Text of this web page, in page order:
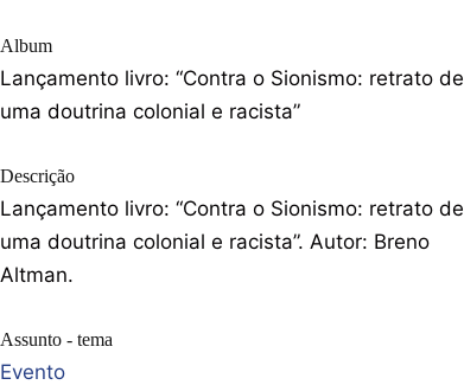
Album
Lançamento livro: “Contra o Sionismo: retrato de
uma doutrina colonial e racista”
Descrição
Lançamento livro: “Contra o Sionismo: retrato de
uma doutrina colonial e racista”. Autor: Breno
Altman.
Assunto - tema
Evento